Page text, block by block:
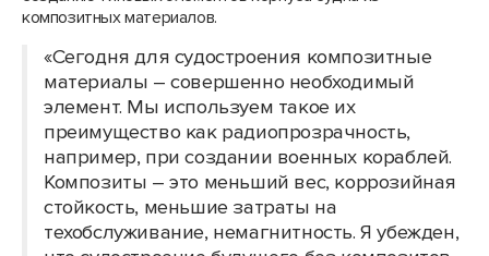
композитных материалов.
«Сегодня для судостроения композитные
материалы – совершенно необходимый
элемент. Мы используем такое их
преимущество как радиопрозрачность,
например, при создании военных кораблей.
Композиты – это меньший вес, коррозийная
стойкость, меньшие затраты на
техобслуживание, немагнитность. Я убежден,